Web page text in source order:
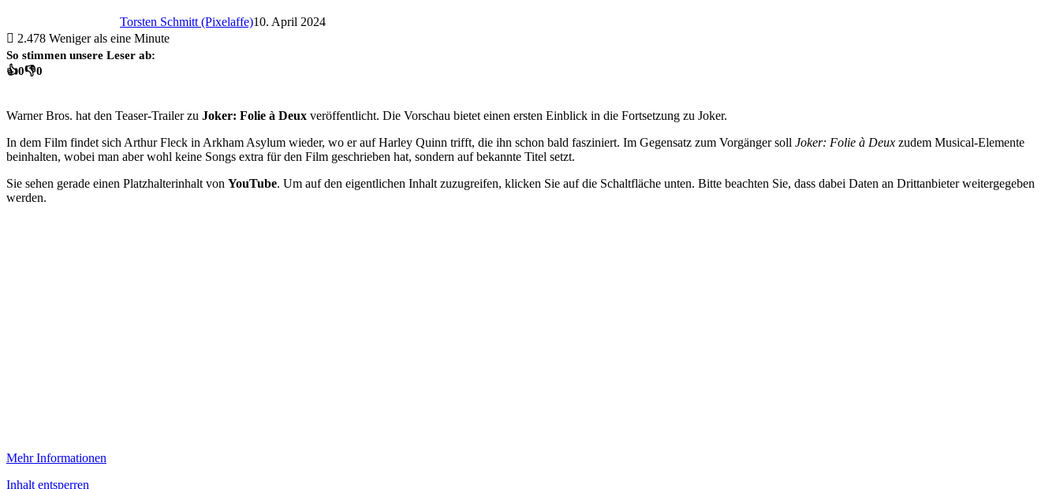
Torsten Schmitt (Pixelaffe)10. April 2024
2.478 Weniger als eine Minute
So stimmen unsere Leser ab:
👍0👎0
Warner Bros. hat den Teaser-Trailer zu Joker: Folie à Deux veröffentlicht. Die Vorschau bietet einen ersten Einblick in die Fortsetzung zu Joker.
In dem Film findet sich Arthur Fleck in Arkham Asylum wieder, wo er auf Harley Quinn trifft, die ihn schon bald fasziniert. Im Gegensatz zum Vorgänger soll Joker: Folie à Deux zudem Musical-Elemente
beinhalten, wobei man aber wohl keine Songs extra für den Film geschrieben hat, sondern auf bekannte Titel setzt.
Sie sehen gerade einen Platzhalterinhalt von YouTube. Um auf den eigentlichen Inhalt zuzugreifen, klicken Sie auf die Schaltfläche unten. Bitte beachten Sie, dass dabei Daten an Drittanbieter weitergegeben
werden.
Mehr Informationen
Inhalt entsperren